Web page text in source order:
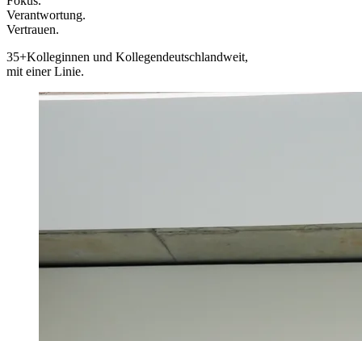
Verantwortung.
Vertrauen.
35+Kolleginnen und Kollegendeutschlandweit,
mit einer Linie.